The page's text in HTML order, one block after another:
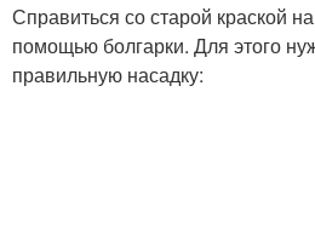
Справиться со старой краской
помощью болгарки. Для этого
правильную насадку: